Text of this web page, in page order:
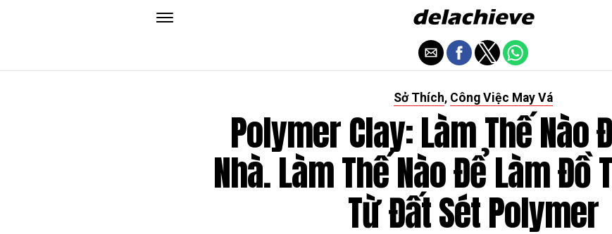
Sở Thích, Công Việc May Vá
Polymer Clay: Làm Thế Nào
Nhà. Làm Thế Nào Để Làm Đồ
Từ Đất Sét Polymer